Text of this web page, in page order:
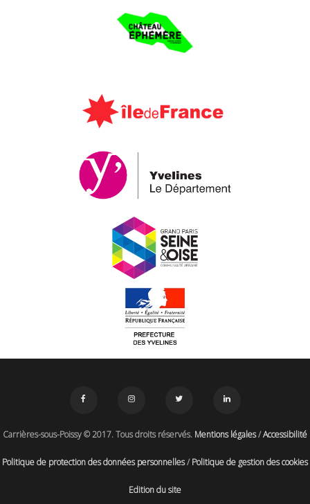
Carrières-sous-Poissy © 2017. Tous droits réservés. Mentions légales/Accessibilité
Politique de protection des données personnelles/Politique de gestion des cookies
Edition du site